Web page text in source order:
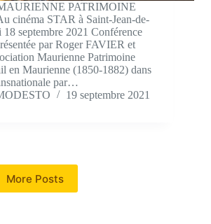
PATRIMOINE
cinéma STAR à Saint-Jean-de-
septembre 2021 Conférence
par Roger FAVIER et
Maurienne Patrimoine
en Maurienne (1850-1882) dans
par…
19 septembre 2021
More Posts